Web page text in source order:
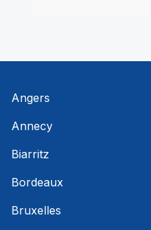
Angers
Annecy
Biarritz
Bordeaux
Bruxelles